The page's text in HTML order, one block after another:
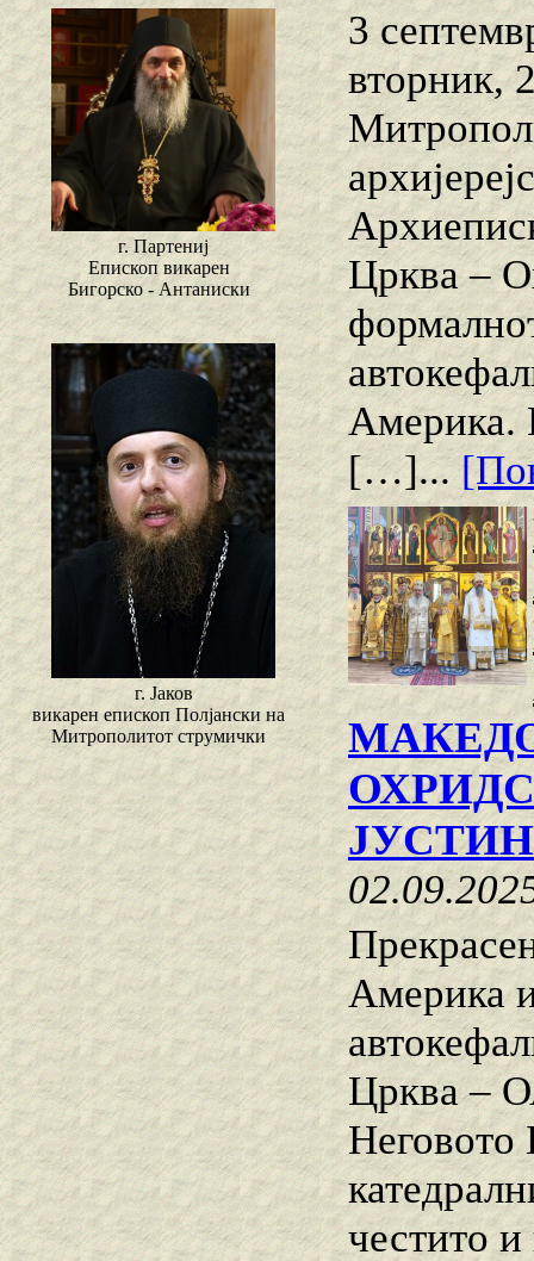
г. Партениј
Епископ викарен
Бигорско - Антаниски
г. Јаков
викарен епископ Полјански на
Митрополитот струмички
3
вторник,
Црква –
Америка.
[…]...
Америка
Црква –
Неговото
честито